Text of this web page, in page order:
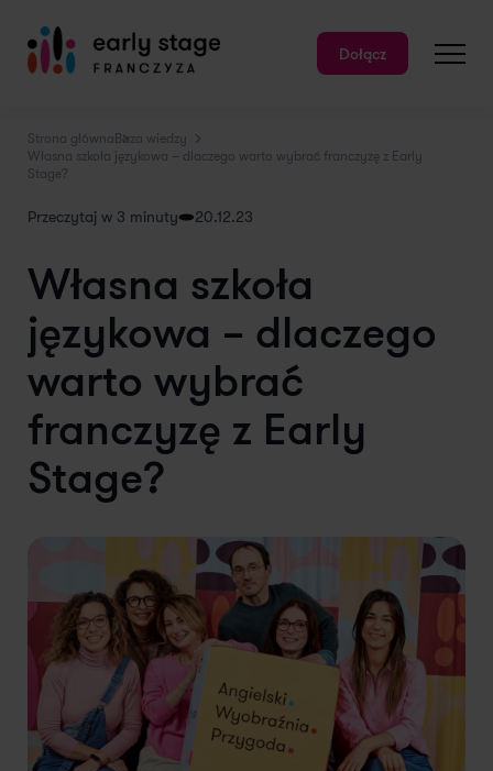
Dołącz
Strona główna Baza wiedzy
Własna szkoła językowa – dlaczego warto wybrać franczyzę z Early
Stage?
Przeczytaj w 3 minuty 20.12.23
Własna szkoła
językowa – dlaczego
warto wybrać
franczyzę z Early
Stage?